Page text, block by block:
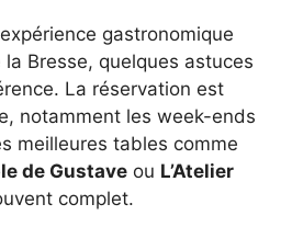
gastronomique
Bresse, quelques astuces
La réservation est
notamment les week-ends
meilleures tables comme
de Gustave ou L’Atelier
complet.